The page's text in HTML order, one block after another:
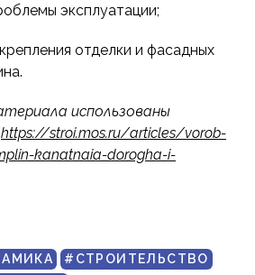
эксплуатации;
отделки и фасадных
использованы
https://stroi.mos.ru/articles/vorob-
kanatnaia-dorogha-i-
#СТРОИТЕЛЬСТВО